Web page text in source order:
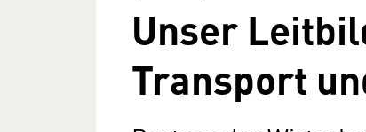
Unser
Transport